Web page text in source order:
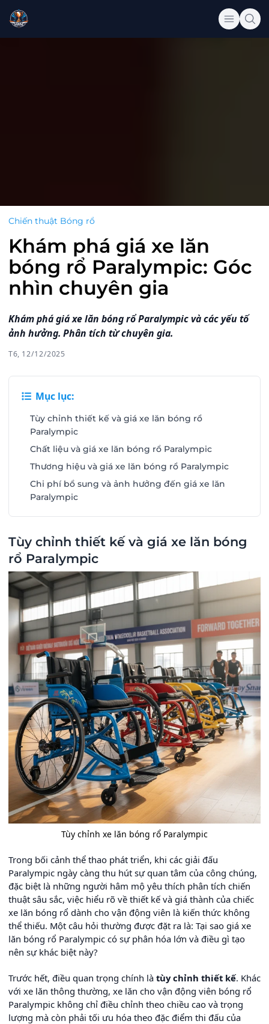
Chiến thuật Bóng rổ
Khám phá giá xe lăn
bóng rổ Paralympic: Góc
nhìn chuyên gia
Khám phá giá xe lăn bóng rổ Paralympic và các yếu tố
ảnh hưởng. Phân tích từ chuyên gia.
T6, 12/12/2025
Mục lục:
Tùy chỉnh thiết kế và giá xe lăn bóng rổ
Paralympic
Chất liệu và giá xe lăn bóng rổ Paralympic
Thương hiệu và giá xe lăn bóng rổ Paralympic
Chi phí bổ sung và ảnh hưởng đến giá xe lăn
Paralympic
Tùy chỉnh thiết kế và giá xe lăn bóng
rổ Paralympic
Tùy chỉnh xe lăn bóng rổ Paralympic
Trong bối cảnh thể thao phát triển, khi các giải đấu
Paralympic ngày càng thu hút sự quan tâm của công chúng,
đặc biệt là những người hâm mộ yêu thích phân tích chiến
thuật sâu sắc, việc hiểu rõ về thiết kế và giá thành của chiếc
xe lăn bóng rổ dành cho vận động viên là kiến thức không
thể thiếu. Một câu hỏi thường được đặt ra là: Tại sao giá xe
lăn bóng rổ Paralympic có sự phân hóa lớn và điều gì tạo
nên sự khác biệt này?
Trước hết, điều quan trọng chính là tùy chỉnh thiết kế. Khác
với xe lăn thông thường, xe lăn cho vận động viên bóng rổ
Paralympic không chỉ điều chỉnh theo chiều cao và trọng
lượng mà còn phải tối ưu hóa theo đặc điểm thi đấu của